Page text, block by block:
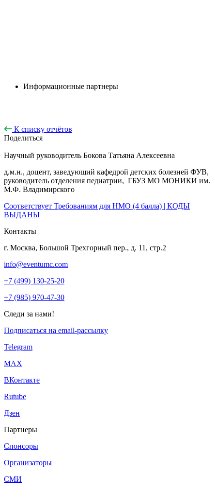
Информационные партнеры
К списку отчётов
Поделиться
Научный руководитель Бокова Татьяна Алексеевна
д.м.н., доцент, заведующий кафедрой детских болезней ФУВ,
руководитель отделения педиатрии, ГБУЗ МО МОНИКИ им.
М.Ф. Владимирского
Соответствует Требованиям для НМО (4 балла) | КОДЫ
ВЫДАНЫ
Контакты
г. Москва, Большой Трехгорный пер., д. 11, стр.2
info@eventumc.com
+7 (499) 130-25-20
+7 (985) 970-47-30
Следи за нами!
Подписаться на email-рассылку
Telegram
МАХ
ВКонтакте
Rutube
Дзен
Партнеры
Спонсоры
Организаторы
СМИ